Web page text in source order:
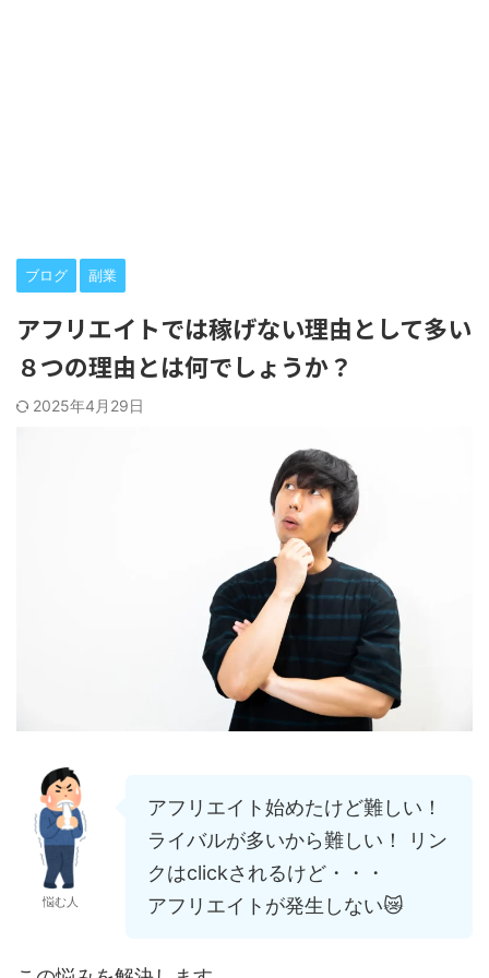
ブログ 副業
アフリエイトでは稼げない理由として多い
８つの理由とは何でしょうか？
2025年4月29日
悩む人
アフリエイト始めたけど難しい！
ライバルが多いから難しい！ リン
クはclickされるけど・・・
アフリエイトが発生しない😿